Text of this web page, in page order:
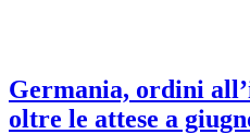
Germania, ordini
oltre le attese a